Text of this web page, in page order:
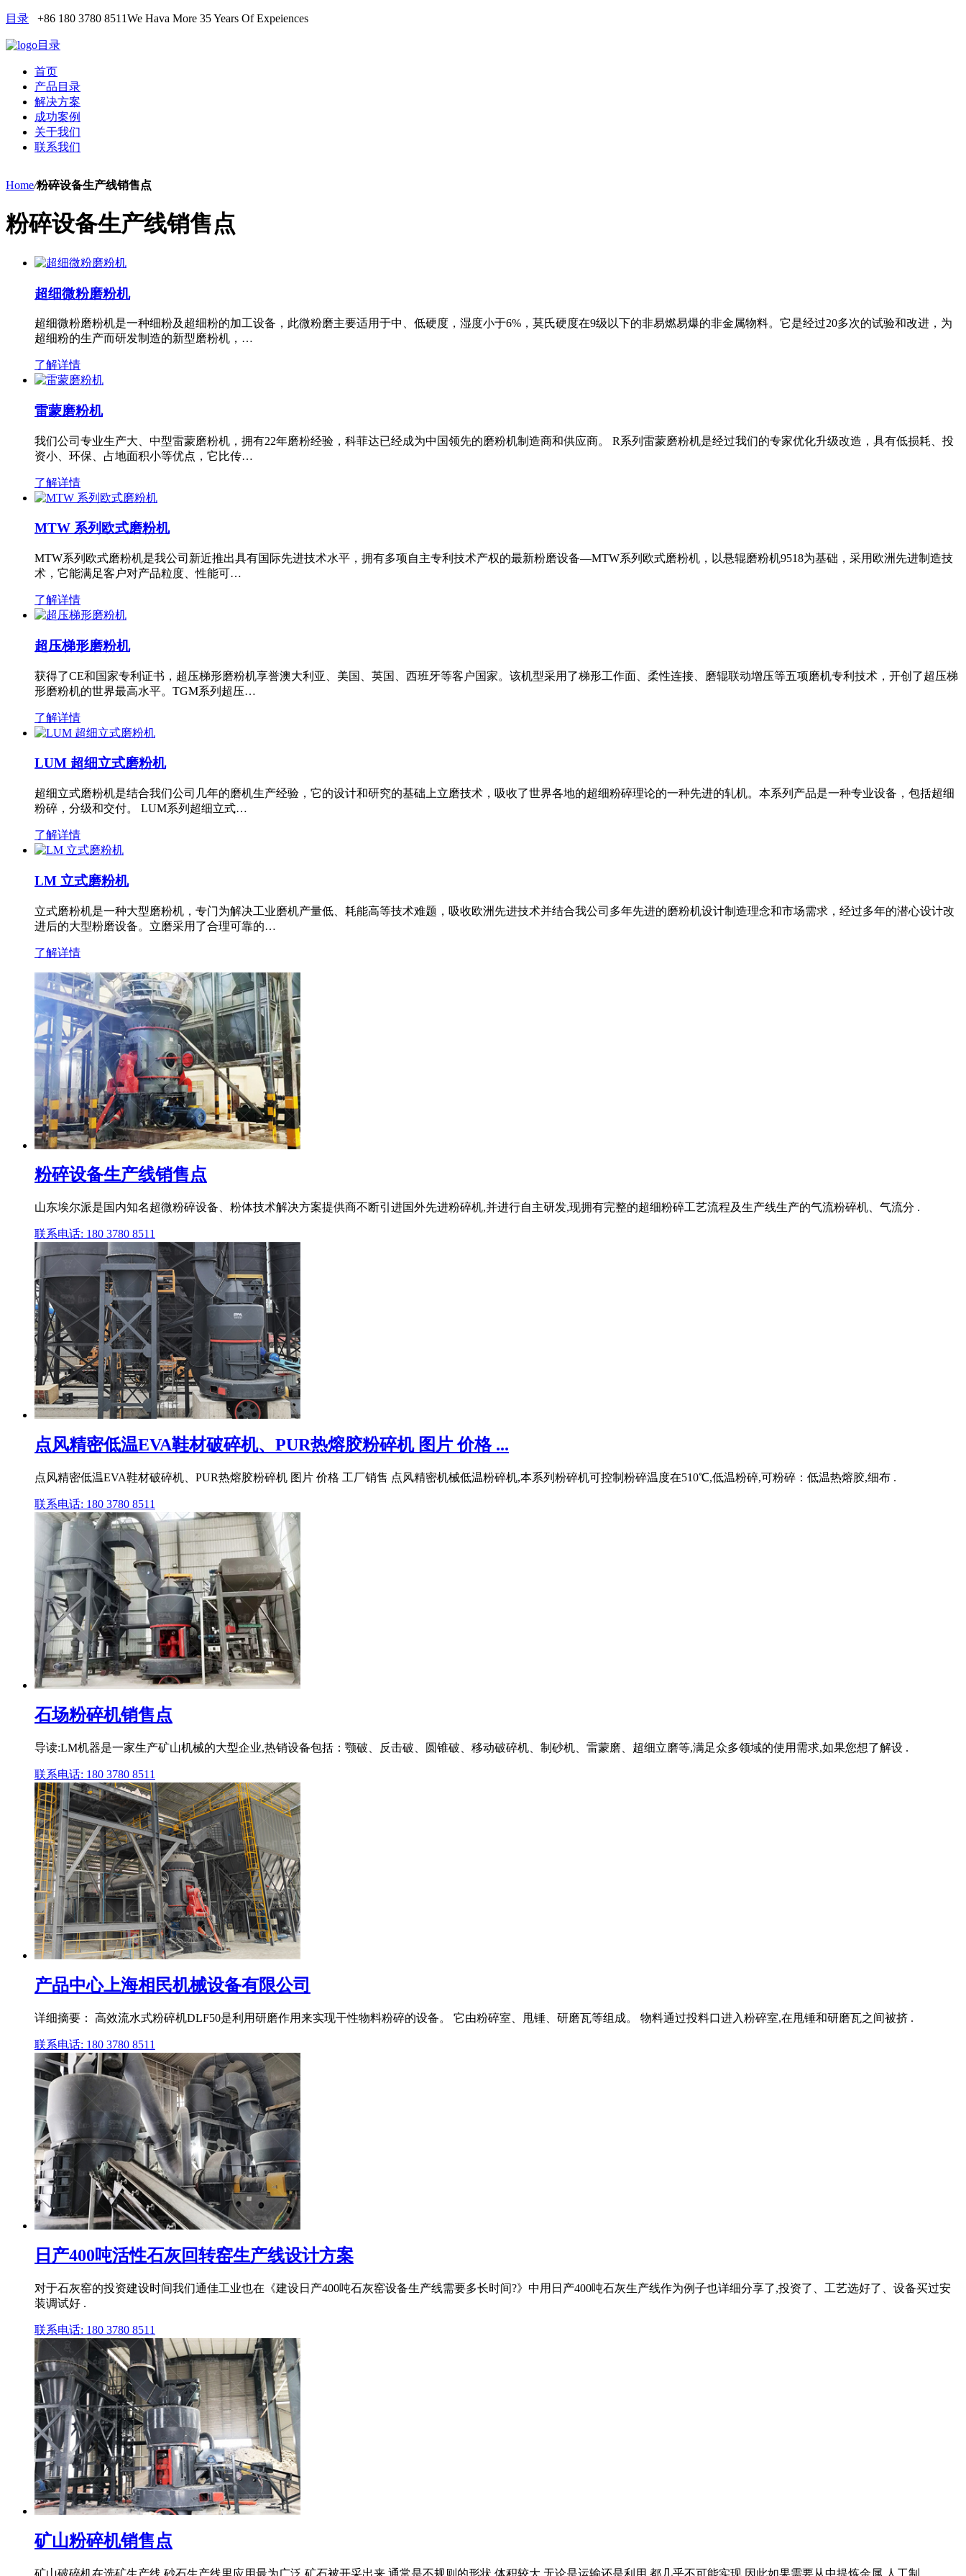
目录 +86 180 3780 8511We Hava More 35 Years Of Expeiences
目录
首页
产品目录
解决方案
成功案例
关于我们
联系我们
Home/粉碎设备生产线销售点
粉碎设备生产线销售点
超细微粉磨粉机
超细微粉磨粉机是一种细粉及超细粉的加工设备，此微粉磨主要适用于中、低硬度，湿度小于6%，莫氏硬度在9级以下的非易燃易爆的非金属物料。它是经过20多次的试验和改进，为
超细粉的生产而研发制造的新型磨粉机，…
了解详情
雷蒙磨粉机
我们公司专业生产大、中型雷蒙磨粉机，拥有22年磨粉经验，科菲达已经成为中国领先的磨粉机制造商和供应商。 R系列雷蒙磨粉机是经过我们的专家优化升级改造，具有低损耗、投
资小、环保、占地面积小等优点，它比传…
了解详情
MTW 系列欧式磨粉机
MTW系列欧式磨粉机是我公司新近推出具有国际先进技术水平，拥有多项自主专利技术产权的最新粉磨设备—MTW系列欧式磨粉机，以悬辊磨粉机9518为基础，采用欧洲先进制造技
术，它能满足客户对产品粒度、性能可…
了解详情
超压梯形磨粉机
获得了CE和国家专利证书，超压梯形磨粉机享誉澳大利亚、美国、英国、西班牙等客户国家。该机型采用了梯形工作面、柔性连接、磨辊联动增压等五项磨机专利技术，开创了超压梯
形磨粉机的世界最高水平。TGM系列超压…
了解详情
LUM 超细立式磨粉机
超细立式磨粉机是结合我们公司几年的磨机生产经验，它的设计和研究的基础上立磨技术，吸收了世界各地的超细粉碎理论的一种先进的轧机。本系列产品是一种专业设备，包括超细
粉碎，分级和交付。 LUM系列超细立式…
了解详情
LM 立式磨粉机
立式磨粉机是一种大型磨粉机，专门为解决工业磨机产量低、耗能高等技术难题，吸收欧洲先进技术并结合我公司多年先进的磨粉机设计制造理念和市场需求，经过多年的潜心设计改
进后的大型粉磨设备。立磨采用了合理可靠的…
了解详情
粉碎设备生产线销售点
山东埃尔派是国内知名超微粉碎设备、粉体技术解决方案提供商不断引进国外先进粉碎机,并进行自主研发,现拥有完整的超细粉碎工艺流程及生产线生产的气流粉碎机、气流分 .
联系电话: 180 3780 8511
点风精密低温EVA鞋材破碎机、PUR热熔胶粉碎机 图片 价格 ...
点风精密低温EVA鞋材破碎机、PUR热熔胶粉碎机 图片 价格 工厂销售 点风精密机械低温粉碎机,本系列粉碎机可控制粉碎温度在510℃,低温粉碎,可粉碎：低温热熔胶,细布 .
联系电话: 180 3780 8511
石场粉碎机销售点
导读:LM机器是一家生产矿山机械的大型企业,热销设备包括：颚破、反击破、圆锥破、移动破碎机、制砂机、雷蒙磨、超细立磨等,满足众多领域的使用需求,如果您想了解设 .
联系电话: 180 3780 8511
产品中心上海相民机械设备有限公司
详细摘要： 高效流水式粉碎机DLF50是利用研磨作用来实现干性物料粉碎的设备。 它由粉碎室、甩锤、研磨瓦等组成。 物料通过投料口进入粉碎室,在甩锤和研磨瓦之间被挤 .
联系电话: 180 3780 8511
日产400吨活性石灰回转窑生产线设计方案
对于石灰窑的投资建设时间我们通佳工业也在《建设日产400吨石灰窑设备生产线需要多长时间?》中用日产400吨石灰生产线作为例子也详细分享了,投资了、工艺选好了、设备买过安
装调试好 .
联系电话: 180 3780 8511
矿山粉碎机销售点
矿山破碎机在选矿生产线,砂石生产线里应用最为广泛,矿石被开采出来,通常是不规则的形状,体积较大,无论是运输还是利用,都几乎不可能实现,因此如果需要从中提炼金属,人工制 .